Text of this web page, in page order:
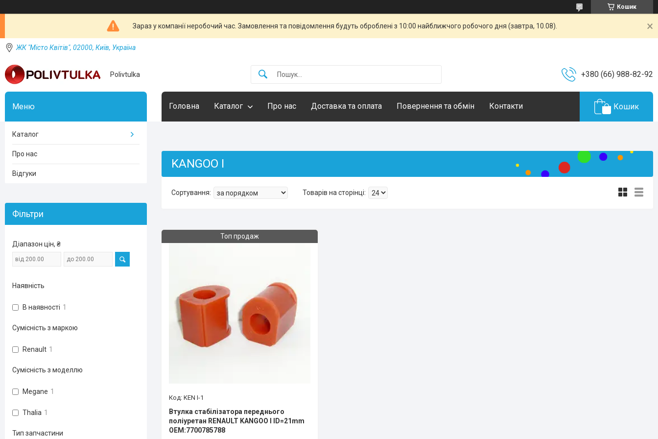
Кошик
Зараз у компанії неробочий час. Замовлення та повідомлення будуть оброблені з 10:00 найближчого робочого дня (завтра, 10.08).
ЖК "Місто Квітів", 02000, Київ, Україна
Polivtulka +380 (66) 988-82-92
Головна Каталог Про нас Доставка та оплата Повернення та обмін Контакти Кошик
KANGOO I
Топ продаж
KEN I-1
Втулка стабілізатора переднього
поліуретан RENAULT KANGOO I ID=21mm
OEM:7700785788
Каталог
Про нас
Відгуки
Фільтри
Діапазон цін, ₴
Наявність
В наявності 1
Сумісність з маркою
Renault 1
Сумісність з моделлю
Megane 1
Thalia 1
Тип запчастини